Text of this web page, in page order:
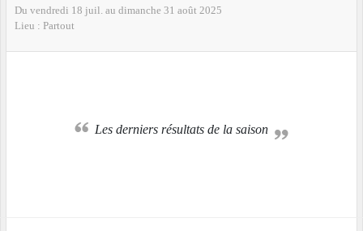
Du vendredi 18 juil. au dimanche 31 août 2025
Lieu : Partout
Les derniers résultats de la saison